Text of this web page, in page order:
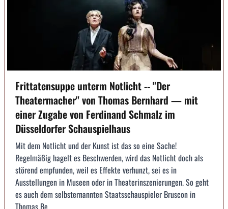
Frittatensuppe unterm Notlicht -- "Der
Theatermacher" von Thomas Bernhard — mit
einer Zugabe von Ferdinand Schmalz im
Düsseldorfer Schauspielhaus
Mit dem Notlicht und der Kunst ist das so eine Sache!
Regelmäßig hagelt es Beschwerden, wird das Notlicht doch als
störend empfunden, weil es Effekte verhunzt, sei es in
Ausstellungen in Museen oder in Theaterinszenierungen. So geht
es auch dem selbsternannten Staatsschauspieler Bruscon in